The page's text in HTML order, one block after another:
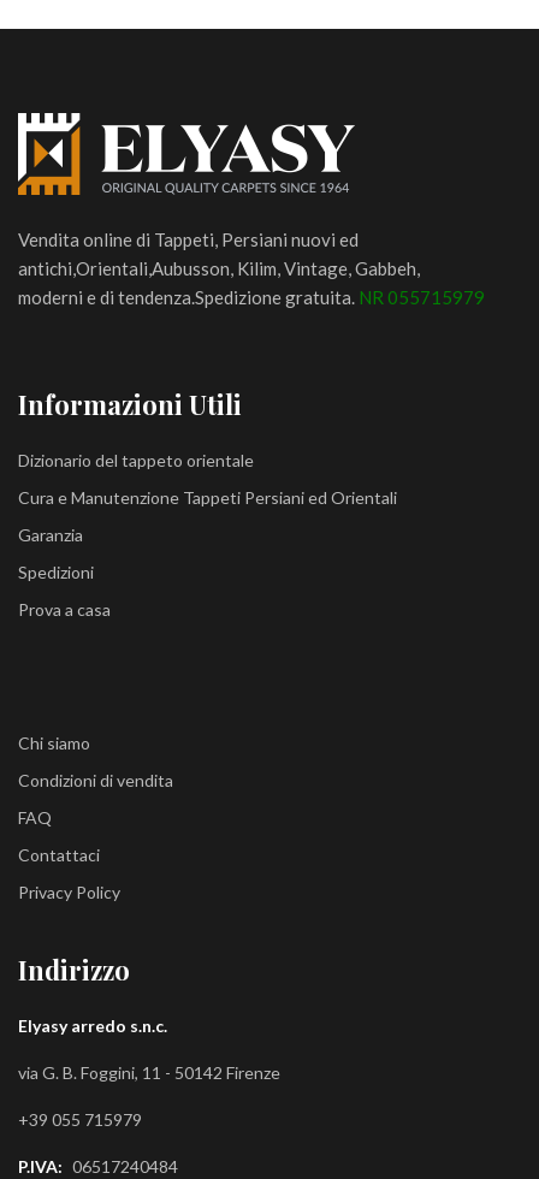
Vendita online di Tappeti, Persiani nuovi ed
antichi,Orientali,Aubusson, Kilim, Vintage, Gabbeh,
moderni e di tendenza.Spedizione gratuita. NR 055715979
Informazioni Utili
Dizionario del tappeto orientale
Cura e Manutenzione Tappeti Persiani ed Orientali
Garanzia
Spedizioni
Prova a casa
Chi siamo
Condizioni di vendita
FAQ
Contattaci
Privacy Policy
Indirizzo
Elyasy arredo s.n.c.
via G. B. Foggini, 11 - 50142 Firenze
+39 055 715979
P.IVA: 06517240484